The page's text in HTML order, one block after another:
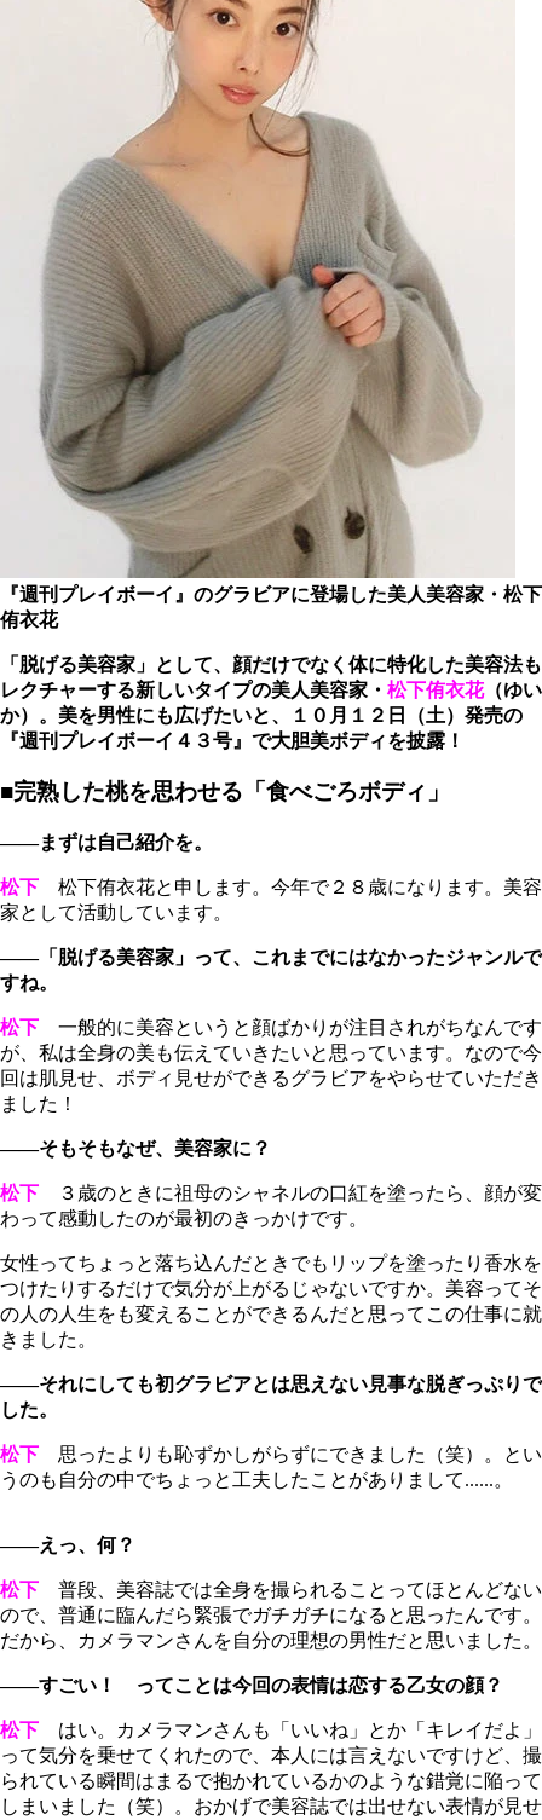
『週刊プレイボーイ』のグラビアに登場した美人美容家・松下
侑衣花
「脱げる美容家」として、顔だけでなく体に特化した美容法も
レクチャーする新しいタイプの美人美容家・ 松下侑衣花（ゆい
か）。美を男性にも広げたいと、１０月１２日（土）発売の
『週刊プレイボーイ４３号』で大胆美ボディを披露！
■完熟した桃を思わせる「食べごろボディ」
――まずは自己紹介を。
松下 松下侑衣花と申します。今年で２８歳になります。美容
家として活動しています。
――「脱げる美容家」って、これまでにはなかったジャンルで
すね。
松下 一般的に美容というと顔ばかりが注目されがちなんです
が、私は全身の美も伝えていきたいと思っています。なので今
回は肌見せ、ボディ見せができるグラビアをやらせていただき
ました！
――そもそもなぜ、美容家に？
松下 ３歳のときに祖母のシャネルの口紅を塗ったら、顔が変
わって感動したのが最初のきっかけです。
女性ってちょっと落ち込んだときでもリップを塗ったり香水を
つけたりするだけで気分が上がるじゃないですか。美容ってそ
の人の人生をも変えることができるんだと思ってこの仕事に就
きました。
――それにしても初グラビアとは思えない見事な脱ぎっぷりで
した。
松下 思ったよりも恥ずかしがらずにできました（笑）。とい
うのも自分の中でちょっと工夫したことがありまして......。
――えっ、何？
松下 普段、美容誌では全身を撮られることってほとんどない
ので、普通に臨んだら緊張でガチガチになると思ったんです。
だから、カメラマンさんを自分の理想の男性だと思いました。
――すごい！ ってことは今回の表情は恋する乙女の顔？
松下 はい。カメラマンさんも「いいね」とか「キレイだよ」
って気分を乗せてくれたので、本人には言えないですけど、撮
られている瞬間はまるで抱かれているかのような錯覚に陥って
しまいました（笑）。おかげで美容誌では出せない表情が見せ